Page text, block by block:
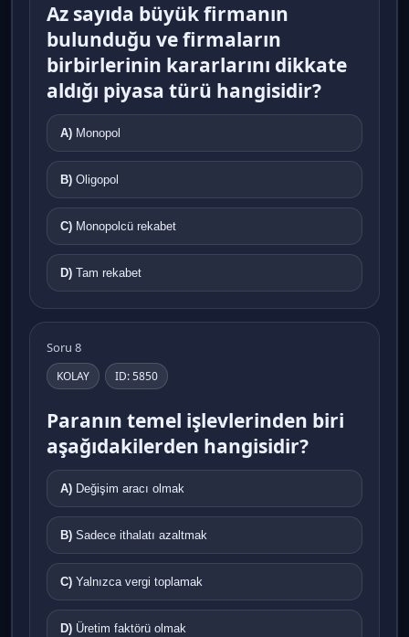
Az sayıda büyük firmanın
bulunduğu ve firmaların
birbirlerinin kararlarını dikkate
aldığı piyasa türü hangisidir?
A) Monopol
B) Oligopol
C) Monopolcü rekabet
D) Tam rekabet
Soru 8
KOLAY ID: 5850
Paranın temel işlevlerinden biri
aşağıdakilerden hangisidir?
A) Değişim aracı olmak
B) Sadece ithalatı azaltmak
C) Yalnızca vergi toplamak
D) Üretim faktörü olmak